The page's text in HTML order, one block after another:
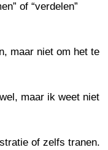
of “verdelen”
maar niet om het te
maar ik weet niet
of zelfs tranen.